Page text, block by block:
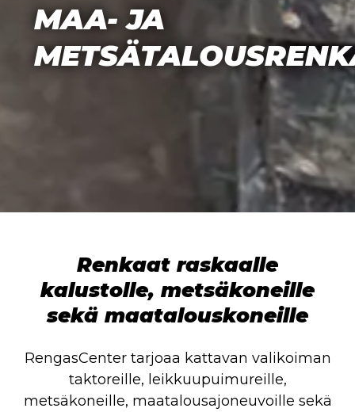
MAA- JA
Renkaat raskaalle
kalustolle, metsäkoneille
sekä maatalouskoneille
RengasCenter tarjoaa kattavan valikoiman
taktoreille, leikkuupuimureille,
metsäkoneille, maatalousajoneuvoille sekä